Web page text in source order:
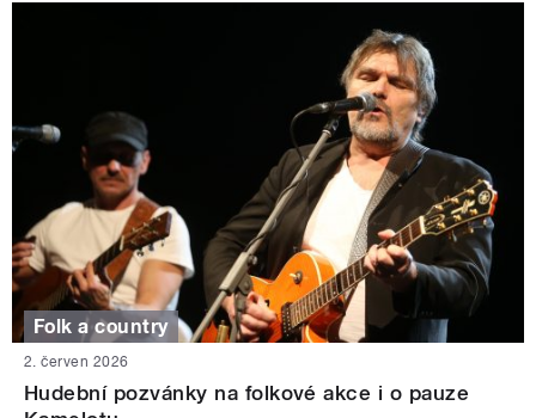
Folk a country
2. červen 2026
Hudební pozvánky na folkové akce i o pauze